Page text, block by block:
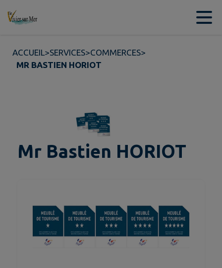
Contenu
ACCUEIL>SERVICES>COMMERCES>
MR BASTIEN HORIOT
Mr Bastien HORIOT